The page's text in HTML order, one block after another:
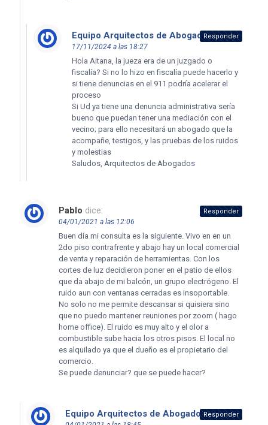
Equipo Arquitectos de Abogados dice:
17/11/2024 a las 18:27
Hola Aitana, la jueza era de un juzgado o
fiscalía? Si no lo hizo en fiscalía puede hacerlo y
si tiene denuncias en el 911 podría acelerar el
proceso
Si Ud ya tiene una denuncia administrativa sería
bueno que puedan tener una mediación con el
vecino; para ello necesitará un abogado que la
acompañe, testigos, y las pruebas de los ruidos
y molestias
Saludos, Arquitectos de Abogados
Responder
Pablo dice:
04/01/2021 a las 12:06
Buen día mi consulta es la siguiente. Vivo en en un
2do piso contrafrente y abajo hay un local comercial
de venta y reparación de herramientas. Con los
cortes de luz decidieron poner en el patio de ellos
que da abajo de mi balcón, un grupo electrógeno. El
ruido aun con ventanas cerradas es insoportable.
No solo no me permite descansar si quisiera sino
que no puedo mantener reuniones por zoom ( hago
home office). El ruido es muy alto y el olor a
combustible sube hacia los otros pisos. El local no
es alquilado ya que el dueño es el propietario del
comercio.
Se puede denunciar? que se puede hacer?
Responder
Equipo Arquitectos de Abogados dice:
Responder